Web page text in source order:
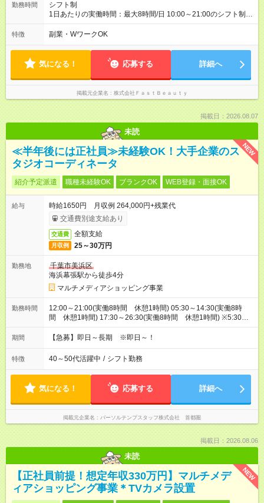
勤務時間
シフト制
1日あたりの実働時間：最大8時間/日 10:00～21:00のシフト制
週2日～、1日5時間～OK シフトはご希望を伺いながら相談のう
え決定します 扶養内勤務・ダブルワークOK
特徴 副業・WワークOK
気になる！ 応募する 詳細へ
掲載元企業名 株式会社ＦａｓｔＢｅａｕｔｙ
掲載日：2026.08.07
未読
NEW
≪半年後には正社員≫未経験OK！大手企業のス
タジオコーディネータ
紹介予定派遣 職種未経験OK ブランクOK WEB登録・面接OK
給与
時給1650円 月収例 264,000円+残業代
交通費別途支給あり
交通費 全額支給
月収例 25～30万円
勤務地
千葉市美浜区
海浜幕張駅から徒歩4分
マルチメディアショッピング事業
勤務時間
12:00～21:00(実働8時間 休憩1時間) 05:30～14:30(実働8時
間 休憩1時間) 17:30～26:30(実働8時間 休憩1時間) ※5:30～
26:00の間で時間相談できます！8:00～17:00等お時間固定でも
OK！
期間 【急募】即日～長期 ※即日～！
特徴 40～50代活躍中 / シフト勤務
気になる！ 応募する 詳細へ
掲載元企業名 パーソルテンプスタッフ株式会社 首都圏
掲載日：2026.08.06
未読
NEW
【正社員前提！想定年収330万円】マルチメデ
ィアショッピング事業＊TVカメラ設置